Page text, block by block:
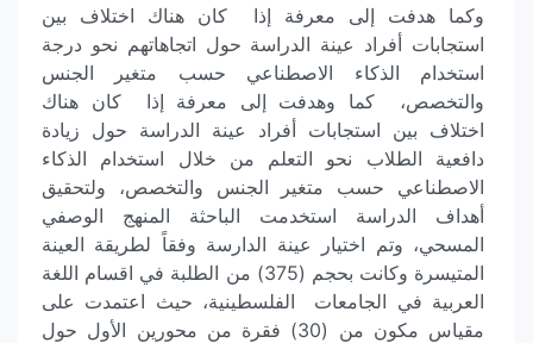
وكما هدفت إلى معرفة إذا كان هناك اختلاف بين
استجابات أفراد عينة الدراسة حول اتجاهاتهم نحو درجة
استخدام الذكاء الاصطناعي حسب متغير الجنس
والتخصص، كما وهدفت إلى معرفة إذا كان هناك
اختلاف بين استجابات أفراد عينة الدراسة حول زيادة
دافعية الطلاب نحو التعلم من خلال استخدام الذكاء
الاصطناعي حسب متغير الجنس والتخصص، ولتحقيق
أهداف الدراسة استخدمت الباحثة المنهج الوصفي
المسحي، وتم اختيار عينة الدارسة وفقاً لطريقة العينة
المتيسرة وكانت بحجم (375) من الطلبة في اقسام اللغة
العربية في الجامعات الفلسطينية، حيث اعتمدت على
مقياس مكون من (30) فقرة من محورين الأول حول